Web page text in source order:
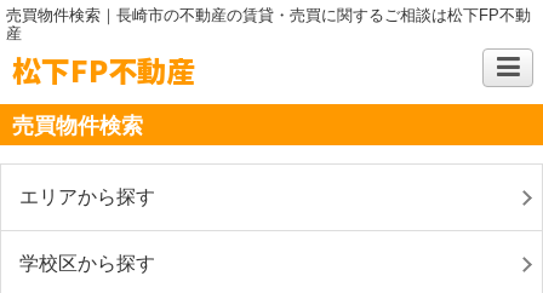
売買物件検索｜長崎市の不動産の賃貸・売買に関するご相談は松下FP不動
産
松下FP不動産
売買物件検索
エリアから探す
学校区から探す